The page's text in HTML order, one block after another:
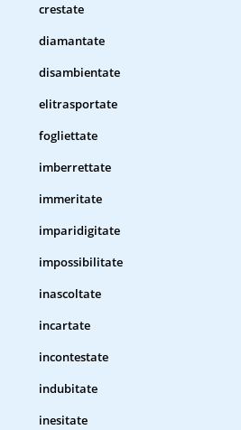
crestate
diamantate
disambientate
elitrasportate
fogliettate
imberrettate
immeritate
imparidigitate
impossibilitate
inascoltate
incartate
incontestate
indubitate
inesitate